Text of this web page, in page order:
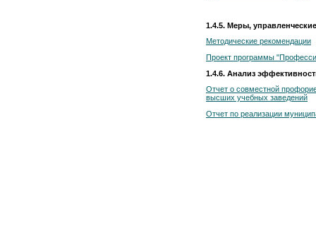
1.4.5. Меры,
Методические рекомендации
Проект программы
1.4.6. Анализ
Отчет о совместной
высших учебных заведений
Отчет по реализации